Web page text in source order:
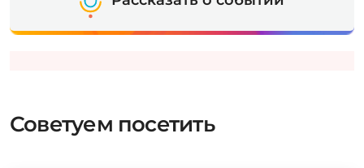
Советуем посетить